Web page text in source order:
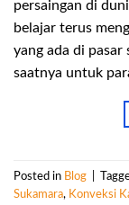
persaingan di
belajar terus
yang ada di
saatnya untuk
Posted in Blog
Sukamara, Konveksi